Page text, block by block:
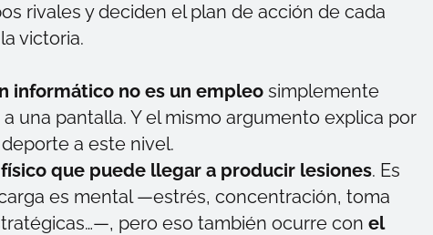
rivales y deciden el plan de acción de cada
victoria.
informático no es un empleo simplemente
una pantalla. Y el mismo argumento explica por
a este nivel.
que puede llegar a producir lesiones. Es
es mental —estrés, concentración, toma
pero eso también ocurre conel